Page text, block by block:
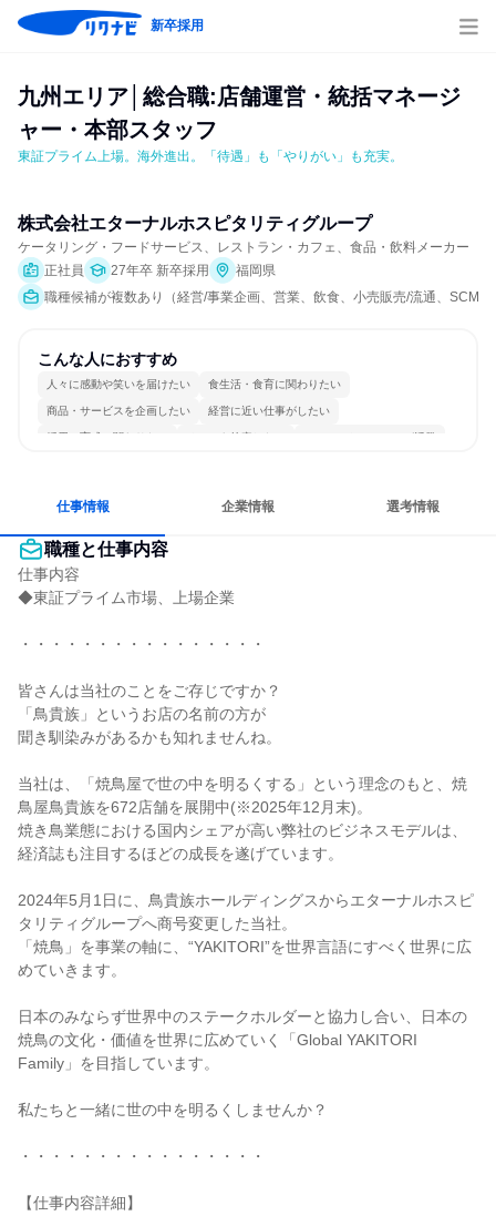
新卒採用
九州エリア│総合職:店舗運営・統括マネージ
ャー・本部スタッフ
東証プライム上場。海外進出。「待遇」も「やりがい」も充実。
株式会社エターナルホスピタリティグループ
ケータリング・フードサービス、レストラン・カフェ、食品・飲料メーカー
正社員
27年卒 新卒採用
福岡県
職種候補が複数あり（経営/事業企画、営業、飲食、小売販売/流通、SCM/
こんな人におすすめ
人々に感動や笑いを届けたい 食生活・食育に関わりたい
商品・サービスを企画したい 経営に近い仕事がしたい
採用・育成に関わりたい チームを統率したい コミュニケーションが活発
仕事情報 企業情報 選考情報
職種と仕事内容
仕事内容
◆東証プライム市場、上場企業
・・・・・・・・・・・・・・・・
皆さんは当社のことをご存じですか？
「鳥貴族」というお店の名前の方が
聞き馴染みがあるかも知れませんね。
当社は、「焼鳥屋で世の中を明るくする」という理念のもと、焼
鳥屋鳥貴族を672店舗を展開中(※2025年12月末)。
焼き鳥業態における国内シェアが高い弊社のビジネスモデルは、
経済誌も注目するほどの成長を遂げています。
2024年5月1日に、鳥貴族ホールディングスからエターナルホスピ
タリティグループへ商号変更した当社。
「焼鳥」を事業の軸に、“YAKITORI”を世界言語にすべく世界に広
めていきます。
日本のみならず世界中のステークホルダーと協力し合い、日本の
焼鳥の文化・価値を世界に広めていく「Global YAKITORI
Family」を目指しています。
私たちと一緒に世の中を明るくしませんか？
・・・・・・・・・・・・・・・・
【仕事内容詳細】